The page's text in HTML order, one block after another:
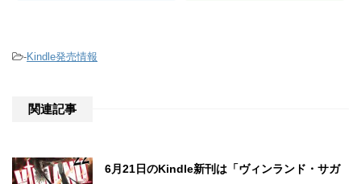
-Kindle発売情報
関連記事
6月21日のKindle新刊は「ヴィンランド・サガ